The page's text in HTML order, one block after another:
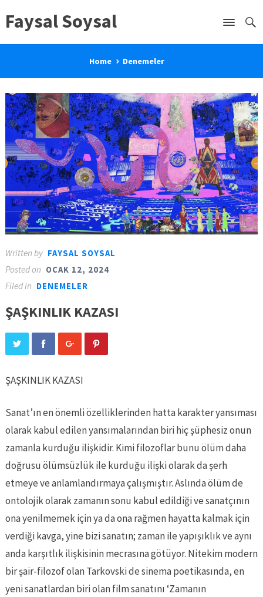
Faysal Soysal
Home Denemeler
Written by FAYSAL SOYSAL
Posted on OCAK 12, 2024
Filed in DENEMELER
ŞAŞKINLIK KAZASI
ŞAŞKINLIK KAZASI
Sanat’ın en önemli özelliklerinden hatta karakter yansıması
olarak kabul edilen yansımalarından biri hiç şüphesiz onun
zamanla kurduğu ilişkidir. Kimi filozoflar bunu ölüm daha
doğrusu ölümsüzlük ile kurduğu ilişki olarak da şerh
etmeye ve anlamlandırmaya çalışmıştır. Aslında ölüm de
ontolojik olarak zamanın sonu kabul edildiği ve sanatçının
ona yenilmemek için ya da ona rağmen hayatta kalmak için
verdiği kavga, yine bizi sanatın; zaman ile yapışıklık ve aynı
anda karşıtlık ilişkisinin mecrasına götüyor. Nitekim modern
bir şair-filozof olan Tarkovski de sinema poetikasında, en
yeni sanatlardan biri olan film sanatını ‘Zamanın